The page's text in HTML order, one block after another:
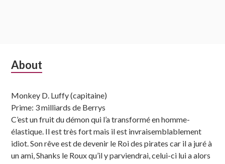
Subsidiary
About
Monkey D. Luffy (capitaine)
Prime: 3 milliards de Berrys
C’est un fruit du démon qui l’a transformé en homme-
élastique. Il est très fort mais il est invraisemblablement
idiot. Son rêve est de devenir le Roi des pirates car il a juré à
un ami, Shanks le Roux qu’il y parviendrai, celui-ci lui a alors